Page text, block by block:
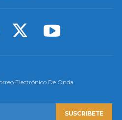
Electrónico De Onda
SUSCRIBETE